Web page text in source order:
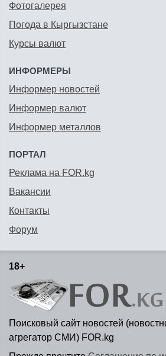
Фотогалерея
Погода в Кыргызстане
Курсы валют
ИНФОРМЕРЫ
Информер новостей
Информер валют
Информер металлов
ПОРТАЛ
Реклама на FOR.kg
Вакансии
Контакты
Форум
18+
Поисковый сайт новостей
агрегатор СМИ) FOR.kg